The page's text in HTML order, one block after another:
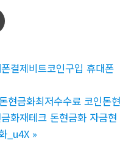
결제비트코인구입 휴대폰
현금화최저수수료 코인돈현
화재테크 돈현금화 자금현
_u4X »